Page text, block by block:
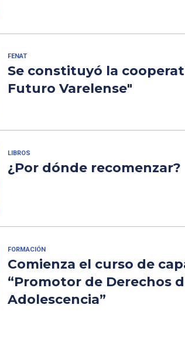
FENAT
Se constituyó la
Futuro Varelense"
LIBROS
¿Por dónde recomenzar?
FORMACIÓN
Comienza el curso de
“Promotor de Derechos
Adolescencia”